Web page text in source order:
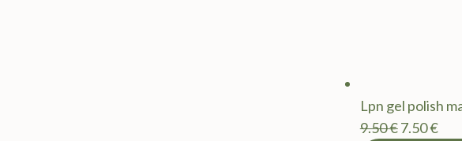
Lpn gel polish
9.50€Le
7.50€Le